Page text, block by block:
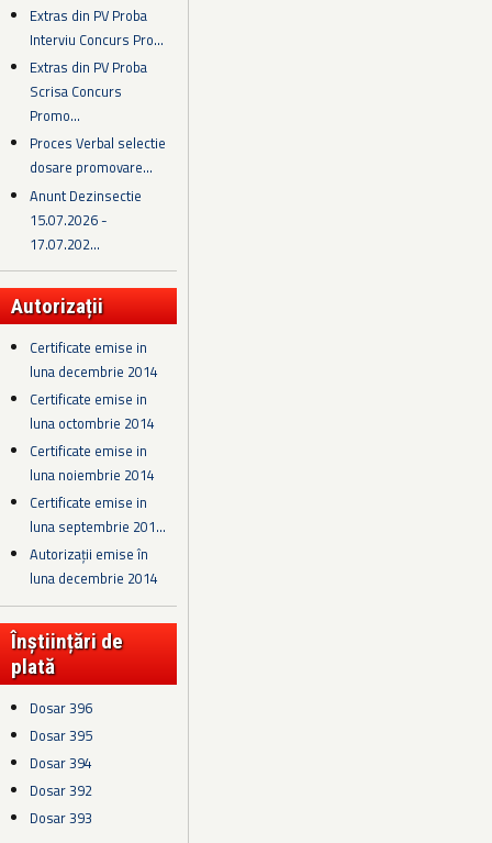
Extras din PV Proba
Interviu Concurs Pro...
Extras din PV Proba
Scrisa Concurs
Promo...
Proces Verbal selectie
dosare promovare...
Anunt Dezinsectie
15.07.2026 -
17.07.202...
Autorizații
Certificate emise in
luna decembrie 2014
Certificate emise in
luna octombrie 2014
Certificate emise in
luna noiembrie 2014
Certificate emise in
luna septembrie 201...
Autorizații emise în
luna decembrie 2014
Înștiințări de
plată
Dosar 396
Dosar 395
Dosar 394
Dosar 392
Dosar 393